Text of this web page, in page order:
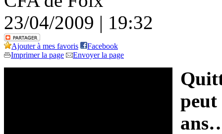
23/04/2009 | 19:32
Ajouter à mes favoris
Facebook
Imprimer la page
Envoyer la page
peut